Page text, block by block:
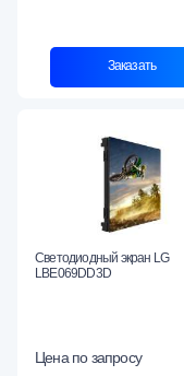
Заказать
Светодиодный экран LG
LBE069DD3D
Цена по запросу